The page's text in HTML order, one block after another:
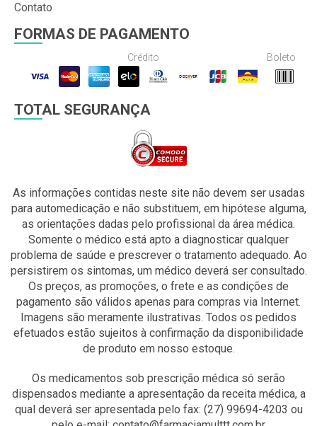
Contato
FORMAS DE PAGAMENTO
Crédito Boleto
TOTAL SEGURANÇA
As informações contidas neste site não devem ser usadas
para automedicação e não substituem, em hipótese alguma,
as orientações dadas pelo profissional da área médica.
Somente o médico está apto a diagnosticar qualquer
problema de saúde e prescrever o tratamento adequado. Ao
persistirem os sintomas, um médico deverá ser consultado.
Os preços, as promoções, o frete e as condições de
pagamento são válidos apenas para compras via Internet.
Imagens são meramente ilustrativas. Todos os pedidos
efetuados estão sujeitos à confirmação da disponibilidade
de produto em nosso estoque.
Os medicamentos sob prescrição médica só serão
dispensados mediante a apresentação da receita médica, a
qual deverá ser apresentada pelo fax: (27) 99694-4203 ou